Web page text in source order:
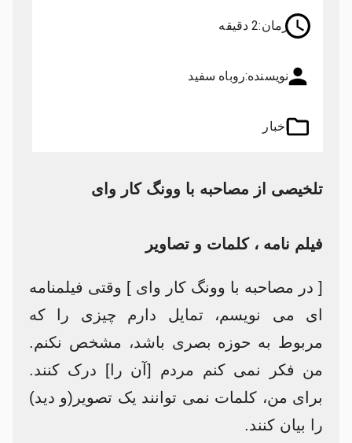
زمان:2 دقیقه
نویسنده:روباه سفید
اخبار
تلخیصی از مصاحبه با وونگ کار وای
فیلم نامه ، کلمات و تصاویر
[ در مصاحبه با وونگ کار وای ] وقتی فیلمنامه
ای می نویسم، تمایل دارم چیزی را که
مربوط به حوزه بصری باشد، مشخص نکنم.
من فکر نمی کنم مردم [آن را] درک کنند.
برای من، کلمات نمی توانند یک تصویر(و دید)
را بیان کنند.